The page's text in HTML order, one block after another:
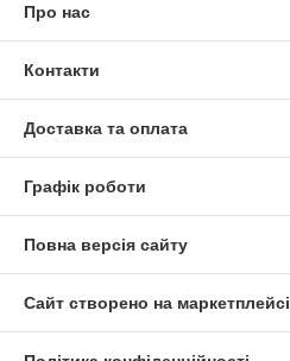
Про нас
Контакти
Доставка та оплата
Графік роботи
Повна версія сайту
Сайт створено на маркетплейсі